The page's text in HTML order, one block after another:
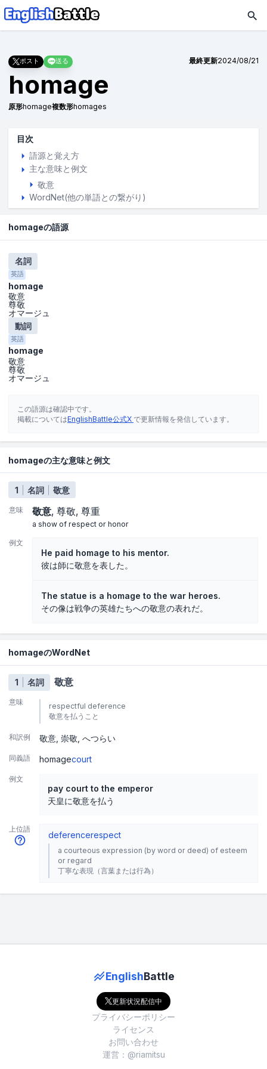
ポスト 送る 最終更新2024/08/21
homage
原形homage複数形homages
目次
語源と覚え方
主な意味と例文
敬意
WordNet(他の単語との繋がり)
homageの語源
名詞
英語
homage
敬意
尊敬
オマージュ
動詞
英語
homage
敬意
尊敬
オマージュ
この語源は確認中です。
掲載についてはEnglishBattle公式X で更新情報を発信しています。
homageの主な意味と例文
1 名詞 敬意
意味 敬意 尊敬 尊重
a show of respect or honor
例文
He paid homage to his mentor.
彼は師に敬意を表した。
The statue is a homage to the war heroes.
その像は戦争の英雄たちへの敬意の表れだ。
homageのWordNet
1 名詞 敬意
意味
respectful deference
敬意を払うこと
和訳例 敬意 崇敬 へつらい
同義語 homagecourt
例文
pay court to the emperor
天皇に敬意を払う
上位語
deferencerespect
a courteous expression (by word or deed) of esteem
or regard
丁寧な表現（言葉または行為）
EnglishBattle
更新状況配信中
プライバシーポリシー
ライセンス
お問い合わせ
運営：@riamitsu